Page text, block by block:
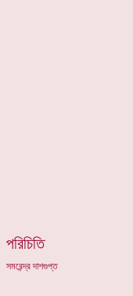
পরিচিতি
সমরেন্দ্র দাশগুপ্ত